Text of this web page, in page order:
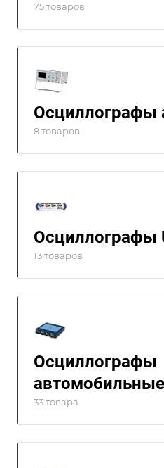
75 товаров
Осциллографы
8 товаров
Осциллографы
13 товаров
Осциллографы
автомобильные
33 товара